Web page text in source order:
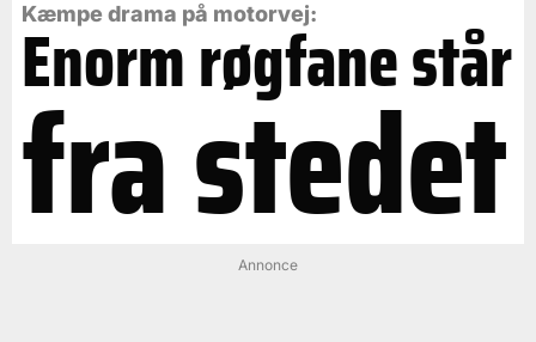
Kæmpe drama på motorvej:
Enorm røgfane står
fra stedet
Annonce